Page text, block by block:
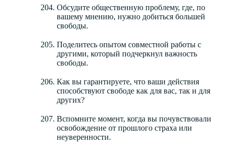
Обсудите общественную проблему, где, по
вашему мнению, нужно добиться большей
свободы.
Поделитесь опытом совместной работы с
другими, который подчеркнул важность
свободы.
Как вы гарантируете, что ваши действия
способствуют свободе как для вас, так и для
других?
Вспомните момент, когда вы почувствовали
освобождение от прошлого страха или
неуверенности.